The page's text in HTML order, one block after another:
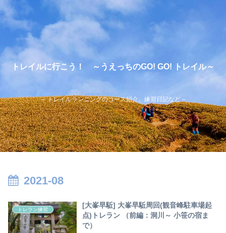
トレイルに行こう！ ～うえっちのGO! GO! トレイル～
～ トレイルランニングのコース紹介、練習日記など～
2021-08
トレラン練習
[大峯早駈] 大峯早駈周回(観音峰駐車場起
点)トレラン （前編：洞川～ 小笹の宿ま
で）